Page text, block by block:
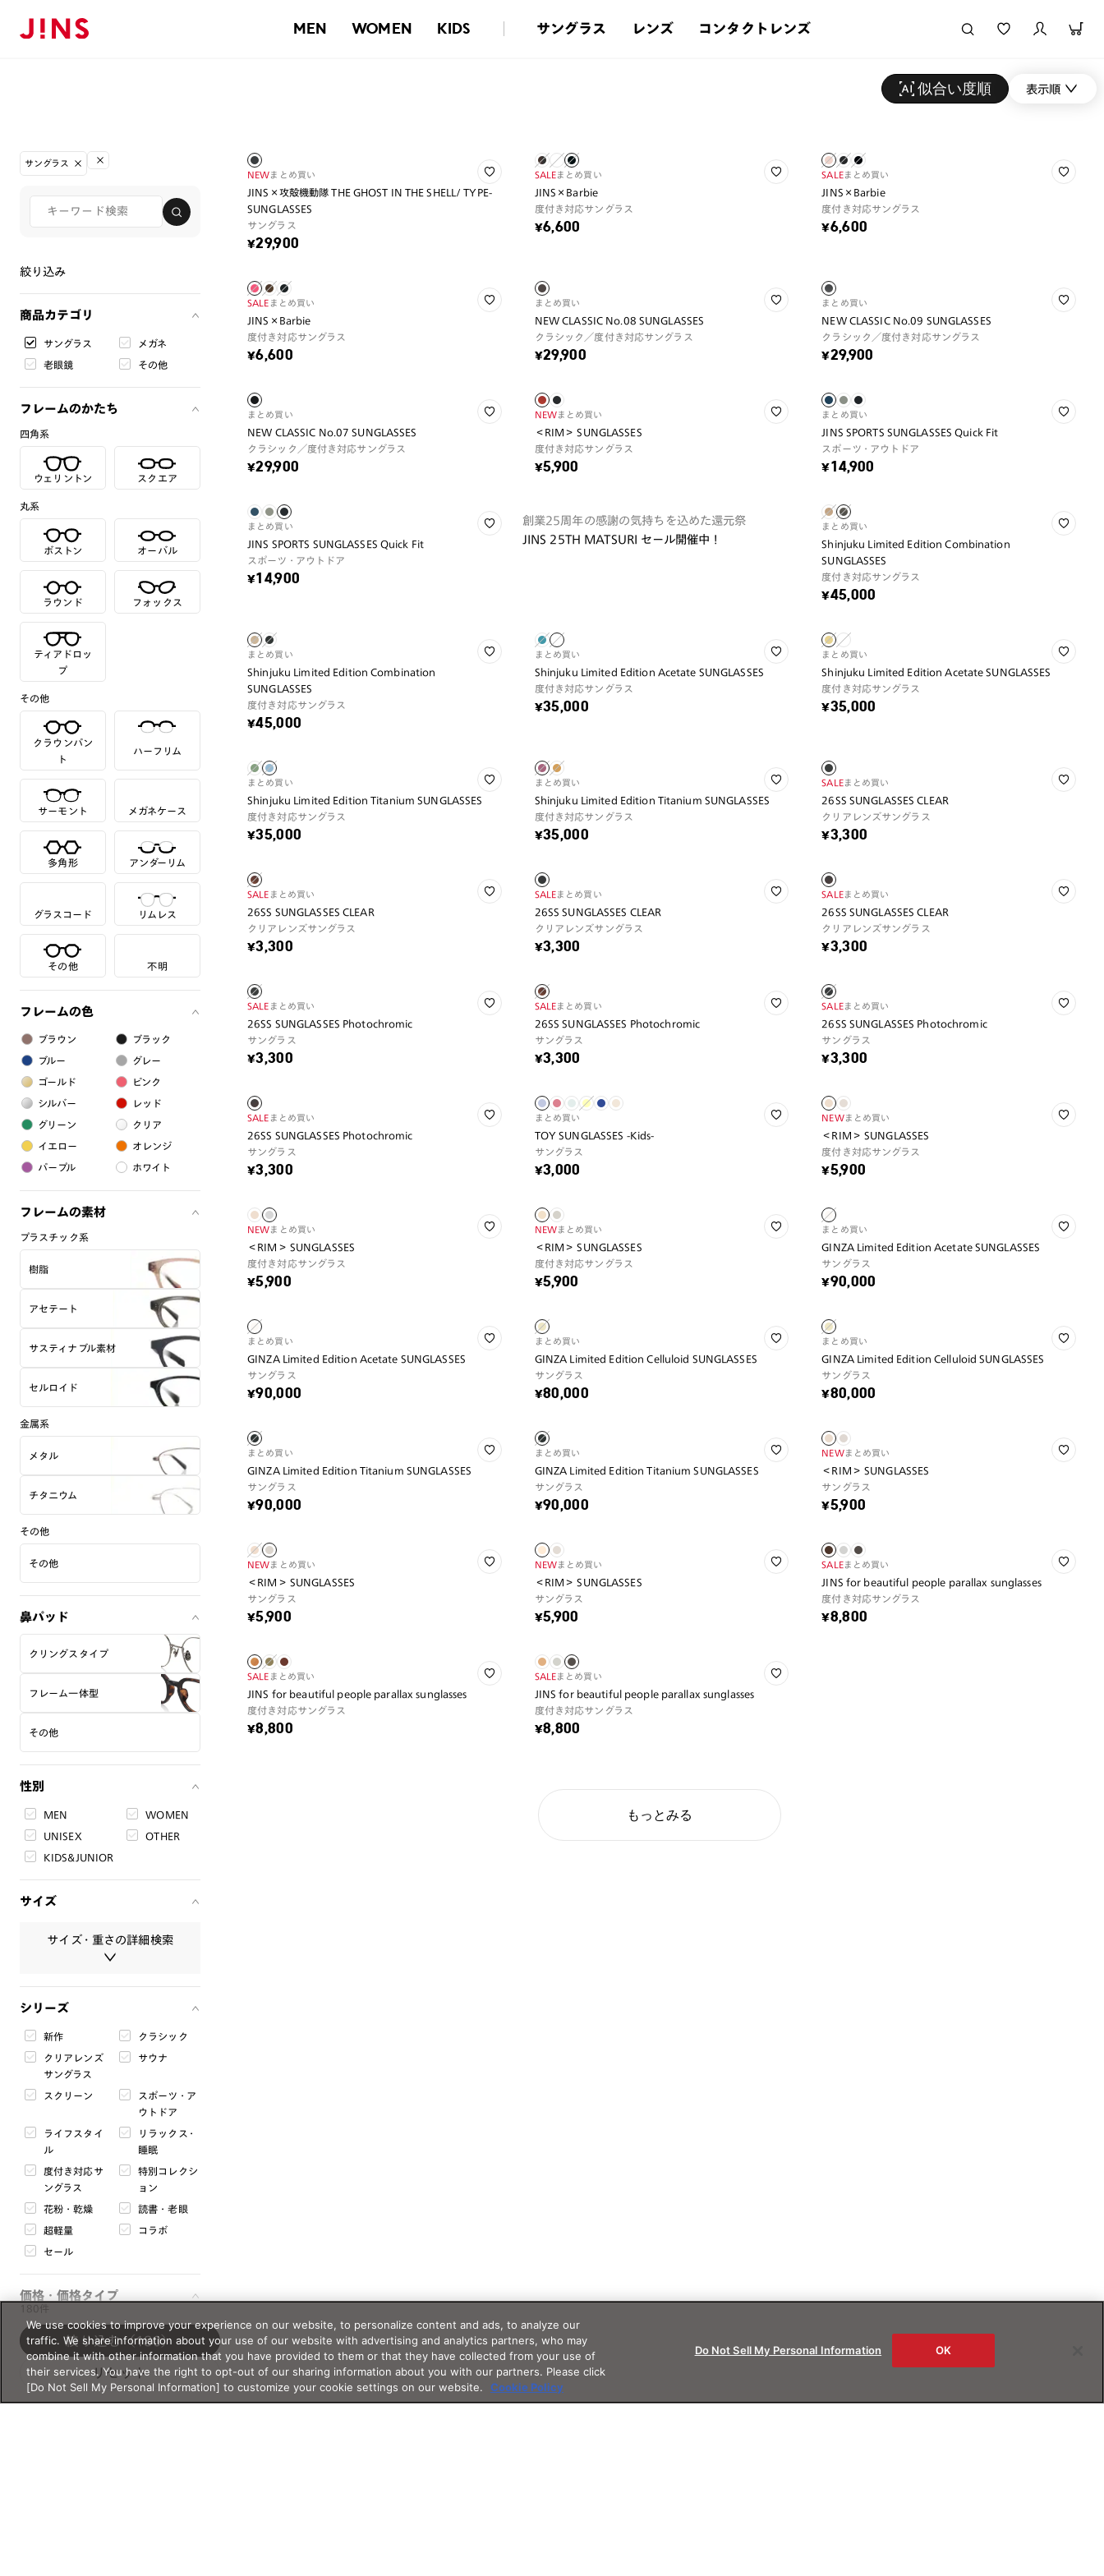
MEN WOMEN KIDS サングラス レンズ コンタクトレンズ
似合い度順 表示順
サングラス
絞り込み
商品カテゴリ
サングラス メガネ
老眼鏡 その他
フレームのかたち
四角系
ウェリントン スクエア
丸系
ボストン オーバル
ラウンド フォックス
ティアドロッ
プ
その他
クラウンパン
ト
ハーフリム
サーモント メガネケース
多角形 アンダーリム
グラスコード リムレス
その他 不明
フレームの色
ブラウン ブラック
ブルー グレー
ゴールド ピンク
シルバー レッド
グリーン クリア
イエロー オレンジ
パープル ホワイト
フレームの素材
プラスチック系
樹脂
アセテート
サスティナブル素材
セルロイド
金属系
メタル
チタニウム
その他
その他
鼻パッド
クリングスタイプ
フレーム一体型
その他
性別
MEN WOMEN
UNISEX OTHER
KIDS&JUNIOR
サイズ
サイズ・重さの詳細検索
サイズ・重さは必ず半角数字で入
力してください。
レンズ幅
mm
ブリッジ幅
テンプル
mm
天地幅
フレームの重さ
g 〜 g
閉じる
シリーズ
新作 クラシック
クリアレンズ
サングラス
サウナ
スクリーン
スポーツ・ア
ウトドア
ライフスタイ
ル
リラックス・
睡眠
度付き対応サ
ングラス
特別コレクシ
ョン
花粉・乾燥 読書・老眼
超軽量 コラボ
セール
価格・価格タイプ
¥ 〜¥
通常価格
180件
リセット
絞り込む（180）
NEWまとめ買い
JINS×攻殻機動隊 THE GHOST IN THE SHELL/ TYPE-
SUNGLASSES
サングラス
¥29,900
SALEまとめ買い
JINS×Barbie
度付き対応サングラス
¥6,600
SALEまとめ買い
JINS×Barbie
度付き対応サングラス
¥6,600
SALE まとめ買い
JINS×Barbie
度付き対応サングラス
¥6,600
まとめ買い
NEW CLASSIC No.08 SUNGLASSES
クラシック／度付き対応サングラス
¥29,900
まとめ買い
NEW CLASSIC No.09 SUNGLASSES
クラシック／度付き対応サングラス
¥29,900
まとめ買い
NEW CLASSIC No.07 SUNGLASSES
クラシック／度付き対応サングラス
¥29,900
NEWまとめ買い
＜RIM＞ SUNGLASSES
度付き対応サングラス
¥5,900
まとめ買い
JINS SPORTS SUNGLASSES Quick Fit
スポーツ・アウトドア
¥14,900
まとめ買い
JINS SPORTS SUNGLASSES Quick Fit
スポーツ・アウトドア
¥14,900
創業25周年の感謝の気持ちを込めた還元祭
JINS 25TH MATSURI セール開催中！
まとめ買い
Shinjuku Limited Edition Combination
SUNGLASSES
度付き対応サングラス
¥45,000
まとめ買い
Shinjuku Limited Edition Combination
SUNGLASSES
度付き対応サングラス
¥45,000
まとめ買い
Shinjuku Limited Edition Acetate SUNGLASSES
度付き対応サングラス
¥35,000
まとめ買い
Shinjuku Limited Edition Acetate SUNGLASSES
度付き対応サングラス
¥35,000
まとめ買い
Shinjuku Limited Edition Titanium SUNGLASSES
度付き対応サングラス
¥35,000
まとめ買い
Shinjuku Limited Edition Titanium SUNGLASSES
度付き対応サングラス
¥35,000
SALEまとめ買い
26SS SUNGLASSES CLEAR
クリアレンズサングラス
¥3,300
SALE まとめ買い
26SS SUNGLASSES CLEAR
クリアレンズサングラス
¥3,300
SALEまとめ買い
26SS SUNGLASSES CLEAR
クリアレンズサングラス
¥3,300
SALEまとめ買い
26SS SUNGLASSES CLEAR
クリアレンズサングラス
¥3,300
SALE まとめ買い
26SS SUNGLASSES Photochromic
サングラス
¥3,300
SALEまとめ買い
26SS SUNGLASSES Photochromic
サングラス
¥3,300
SALEまとめ買い
26SS SUNGLASSES Photochromic
サングラス
¥3,300
SALE まとめ買い
26SS SUNGLASSES Photochromic
サングラス
¥3,300
まとめ買い
TOY SUNGLASSES -Kids-
サングラス
¥3,000
NEWまとめ買い
＜RIM＞ SUNGLASSES
度付き対応サングラス
¥5,900
NEWまとめ買い
＜RIM＞ SUNGLASSES
度付き対応サングラス
¥5,900
NEWまとめ買い
＜RIM＞ SUNGLASSES
度付き対応サングラス
¥5,900
まとめ買い
GINZA Limited Edition Acetate SUNGLASSES
サングラス
¥90,000
まとめ買い
GINZA Limited Edition Acetate SUNGLASSES
サングラス
¥90,000
まとめ買い
GINZA Limited Edition Celluloid SUNGLASSES
サングラス
¥80,000
まとめ買い
GINZA Limited Edition Celluloid SUNGLASSES
サングラス
¥80,000
まとめ買い
GINZA Limited Edition Titanium SUNGLASSES
サングラス
¥90,000
まとめ買い
GINZA Limited Edition Titanium SUNGLASSES
サングラス
¥90,000
NEWまとめ買い
＜RIM＞ SUNGLASSES
サングラス
¥5,900
NEWまとめ買い
＜RIM＞ SUNGLASSES
サングラス
¥5,900
NEWまとめ買い
＜RIM＞ SUNGLASSES
サングラス
¥5,900
SALEまとめ買い
JINS for beautiful people parallax sunglasses
度付き対応サングラス
¥8,800
SALE まとめ買い
JINS for beautiful people parallax sunglasses
度付き対応サングラス
¥8,800
SALEまとめ買い
JINS for beautiful people parallax sunglasses
度付き対応サングラス
¥8,800
もっとみる
We use cookies to improve your experience on our website, to personalize content and ads, to analyze our
traffic. We share information about your use of our website with advertising and analytics partners, who may
combine it with other information that you have provided to them or that they have collected from your use of
their services. You have the right to opt-out of our sharing information about you with our partners. Please click
[Do Not Sell My Personal Information] to customize your cookie settings on our website.
Cookie Policy
Do Not Sell My Personal Information OK